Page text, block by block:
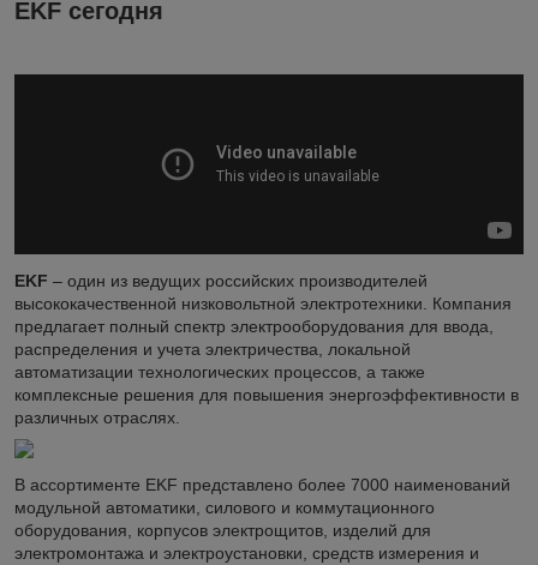
EKF сегодня
EKF – один из ведущих российских производителей
высококачественной низковольтной электротехники. Компания
предлагает полный спектр электрооборудования для ввода,
распределения и учета электричества, локальной
автоматизации технологических процессов, а также
комплексные решения для повышения энергоэффективности в
различных отраслях.
В ассортименте EKF представлено более 7000 наименований
модульной автоматики, силового и коммутационного
оборудования, корпусов электрощитов, изделий для
электромонтажа и электроустановки, средств измерения и